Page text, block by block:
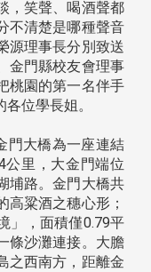
，笑聲、喝酒聲都
不清楚是哪種聲音
源理事長分別致送
金門縣校友會理事
桃園的第一名伴手
位學長姐。
門大橋為一座連結
公里，大金門端位
埔路。金門大橋共
高粱酒之穗心形；
」，面積僅0.79平
條沙灘連接。大膽
之西南方，距離金